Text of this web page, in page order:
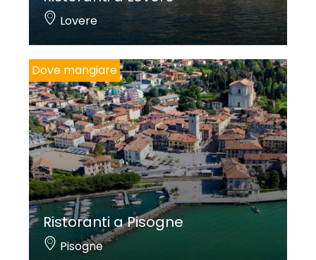
Lovere
Dove mangiare
Ristoranti a Pisogne
Pisogne